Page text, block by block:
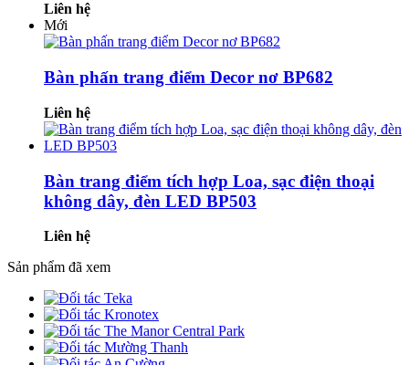
Liên hệ
Mới
Bàn phấn trang điểm Decor nơ BP682
Liên hệ
Bàn trang điểm tích hợp Loa, sạc điện thoại
không dây, đèn LED BP503
Liên hệ
Sản phẩm đã xem